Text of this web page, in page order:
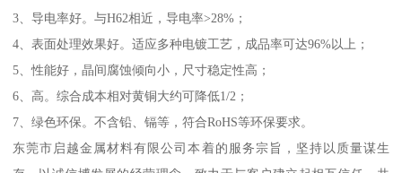
3、导电率好。与H62相近，导电率>28%；
4、表面处理效果好。适应多种电镀工艺，成品率可达96%以上；
5、性能好，晶间腐蚀倾向小，尺寸稳定性高；
6、高。综合成本相对黄铜大约可降低1/2；
7、绿色环保。不含铅、镉等，符合RoHS等环保要求。
东莞市启越金属材料有限公司本着的服务宗旨，坚持以质量谋生